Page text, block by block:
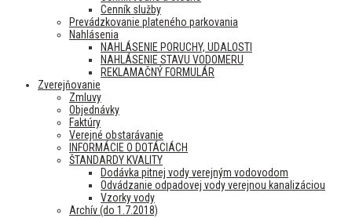
Cenník služby
Prevádzkovanie plateného parkovania
Nahlásenia
NAHLÁSENIE PORUCHY, UDALOSTI
NAHLÁSENIE STAVU VODOMERU
REKLAMAČNÝ FORMULÁR
Zverejňovanie
Zmluvy
Objednávky
Faktúry
Verejné obstarávanie
INFORMÁCIE O DOTÁCIÁCH
ŠTANDARDY KVALITY
Dodávka pitnej vody verejným vodovodom
Odvádzanie odpadovej vody verejnou kanalizáciou
Vzorky vody
Archív (do 1.7.2018)